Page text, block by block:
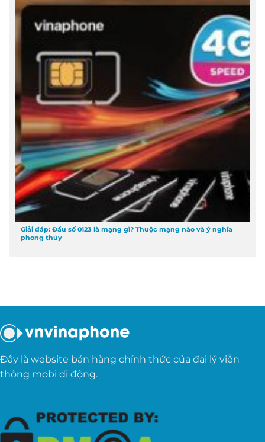
Giải đáp: Đầu số 0123 là mạng gì? Thuộc mạng nào và ý nghĩa
phong thủy
Đây là website bán hàng chính thức của đại lý viễn
thông mobi di động.